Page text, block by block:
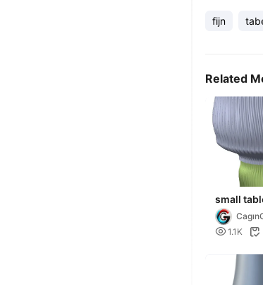
fijn
Related
small
 1.1K 